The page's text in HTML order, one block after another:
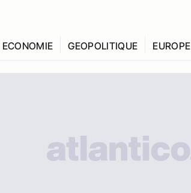
ECONOMIE GEOPOLITIQUE EUROPE